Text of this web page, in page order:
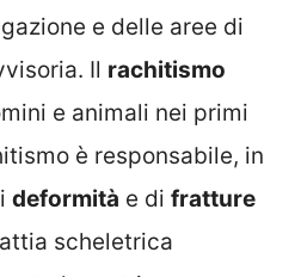
e delle aree di
Il rachitismo
e animali nei primi
è responsabile, in
deformità e di fratture
scheletrica